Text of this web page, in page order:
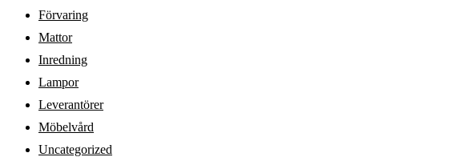
Förvaring
Mattor
Inredning
Lampor
Leverantörer
Möbelvård
Uncategorized